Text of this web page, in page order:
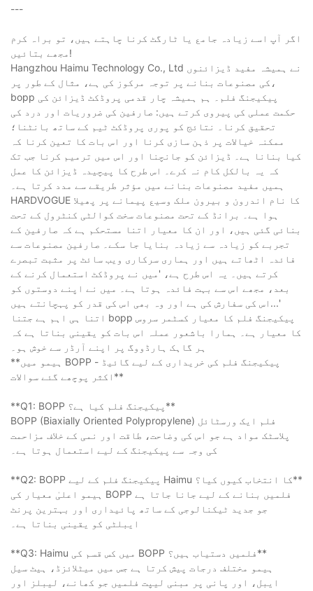
---
اگر آپ اسے زیادہ جامع یا ٹارگٹ کرنا چاہتے ہیں، تو براہ کرم
مجھے بتائیں!
Hangzhou Haimu Technology Co., Ltd نے ہمیشہ مفید ڈیزائنوں
کی مصنوعات بنانے پر توجہ مرکوز کی ہے، مثال کے طور پر،
bopp پیکیجنگ فلم۔ ہم ہمیشہ چار قدمی پروڈکٹ ڈیزائن کی
حکمت عملی کی پیروی کرتے ہیں: صارفین کی ضروریات اور درد کی
تحقیق کرنا۔ نتائج کو پوری پروڈکٹ ٹیم کے ساتھ بانٹنا؛
ممکنہ خیالات پر ذہن سازی کرنا اور اس بات کا تعین کرنا کہ
کیا بنانا ہے۔ ڈیزائن کو جانچنا اور اس میں ترمیم کرنا جب تک
کہ یہ بالکل کام نہ کرے۔ اس طرح کا پیچیدہ ڈیزائن کا عمل
ہمیں مفید مصنوعات بنانے میں مؤثر طریقے سے مدد کرتا ہے۔
HARDVOGUE کا نام اندرون و بیرون ملک وسیع پیمانے پر پھیلا
ہوا ہے۔ برانڈ کے تحت مصنوعات سخت کوالٹی کنٹرول کے تحت
بنائی گئی ہیں، اور ان کا معیار اتنا مستحکم ہے کہ صارفین کے
تجربے کو زیادہ سے زیادہ بنایا جا سکے۔ صارفین مصنوعات سے
فائدہ اٹھاتے ہیں اور ہماری سرکاری ویب سائٹ پر مثبت تبصرے
کرتے ہیں۔ یہ اس طرح ہے، 'میں نے پروڈکٹ استعمال کرنے کے
بعد، مجھے اس سے بہت فائدہ ہوتا ہے۔ میں نے اپنے دوستوں کو
اس کی سفارش کی ہے اور وہ بھی اس کی قدر کو پہچانتے ہیں...'
اتنا ہی اہم ہے جتنا bopp پیکیجنگ فلم کا معیار کسٹمر سروس
کا معیار ہے۔ ہمارا باشعور عملہ اس بات کو یقینی بناتا ہے کہ
ہر گاہک ہارڈووگ پر اپنے آرڈر سے خوش ہو۔
**ہیمو میں BOPP پیکیجنگ فلم کی خریداری کے لیے گائیڈ -
اکثر پوچھے گئے سوالات**
**Q1: ​​BOPP پیکیجنگ فلم کیا ہے؟**
BOPP (Biaxially Oriented Polypropylene) فلم ایک ورسٹائل
پلاسٹک مواد ہے جو اس کی وضاحت، طاقت اور نمی کے خلاف مزاحمت
کی وجہ سے پیکیجنگ کے لیے استعمال ہوتا ہے۔
**Q2: BOPP پیکیجنگ فلم کے لیے Haimu کا انتخاب کیوں کیا؟**
ہیمو اعلیٰ معیار کی BOPP فلمیں بنانے کے لیے جانا جاتا ہے
جو جدید ٹیکنالوجی کے ساتھ پائیداری اور بہترین پرنٹ
ایبلٹی کو یقینی بناتا ہے۔
**Q3: Haimu میں کس قسم کی BOPP فلمیں دستیاب ہیں؟**
ہیمو مختلف درجات پیش کرتا ہے جس میں میٹلائزڈ، ہیٹ سیل
ایبل، اور پانی پر مبنی لیپت فلمیں جو کھانے، لیبلز اور